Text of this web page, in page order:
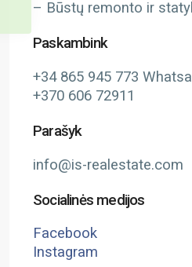
– Būstų remonto ir
Paskambink
+34 865 945 773
+370 606 72911
Parašyk
info@is-realestate.com
Socialinės medijos
Facebook
Instagram